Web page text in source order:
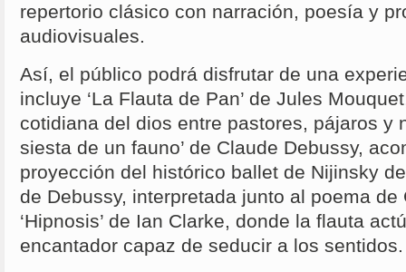
repertorio clásico con narración, poesía y
audiovisuales.
Así, el público podrá disfrutar de una
incluye ‘La Flauta de Pan’ de Jules
cotidiana del dios entre pastores, pájaros y
siesta de un fauno’ de Claude Debussy,
proyección del histórico ballet de Nijinsky
de Debussy, interpretada junto al poema de
‘Hipnosis’ de Ian Clarke, donde la flauta
encantador capaz de seducir a los sentidos.